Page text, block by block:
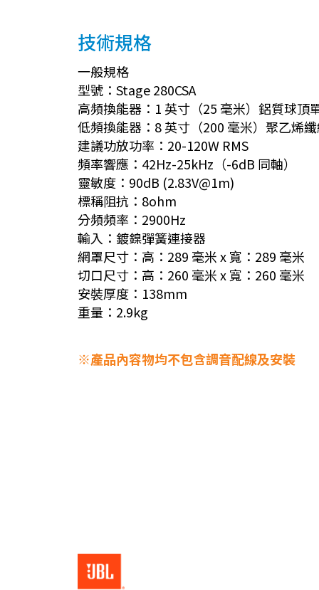
技術規格
一般規格
型號：Stage 280CSA
高頻換能器：1 英寸（25 毫米）鋁質球頂
低頻換能器：8 英寸（200 毫米）聚乙烯
建議功放功率：20-120W RMS
頻率響應：42Hz-25kHz（-6dB 同軸）
靈敏度：90dB (2.83V@1m)
標稱阻抗：8ohm
分頻頻率：2900Hz
輸入：鍍鎳彈簧連接器
網罩尺寸：高：289 毫米 x 寬：289 毫米
切口尺寸：高：260 毫米 x 寬：260 毫米
安裝厚度：138mm
重量：2.9kg
※產品內容物均不包含調音配線及安裝